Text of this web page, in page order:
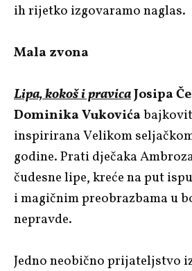
ih rijetko izgovaramo naglas.
Mala zvona
Lipa, kokoš i pravicaJosipa
Dominika Vukovića
inspirirana Velikom
godine. Prati dječaka
čudesne lipe, kreće na put
i magičnim preobrazbama u
nepravde.
Jedno neobično prijateljstvo